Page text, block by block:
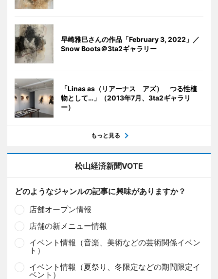
早崎雅巳さんの作品「February 3, 2022」／
Snow Boots＠3ta2ギャラリー
「Linas as（リアーナス アズ） つる性植
物として…」（2013年7月、3ta2ギャラリ
ー）
もっと見る
松山経済新聞VOTE
どのようなジャンルの記事に興味がありますか？
店舗オープン情報
店舗の新メニュー情報
イベント情報（音楽、美術などの芸術関係イベン
ト）
イベント情報（夏祭り、冬限定などの期間限定イ
ベント）